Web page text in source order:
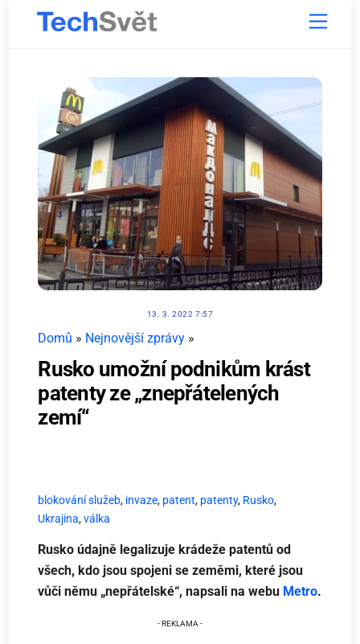
Menu
13. 3. 2022 7:57
Domů » Nejnovější zprávy »
Rusko umožní podnikům krást
patenty ze „znepřátelených
zemí“
blokování služeb, invaze, patent, patenty, Rusko,
Ukrajina,válka
Rusko údajně legalizuje krádeže patentů od
všech, kdo jsou spojeni se zeměmi, které jsou
vůči němu „nepřátelské“, napsali na webu Metro.